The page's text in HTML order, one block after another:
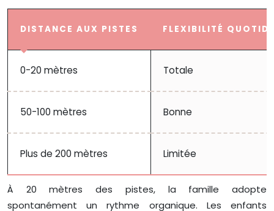
DISTANCE AUX PISTES FLEXIBILITÉ
0-20 mètres Totale
50-100 mètres Bonne
Plus de 200 mètres Limitée
À 20 mètres des pistes, la famille adopte
spontanément un rythme organique. Les enfants